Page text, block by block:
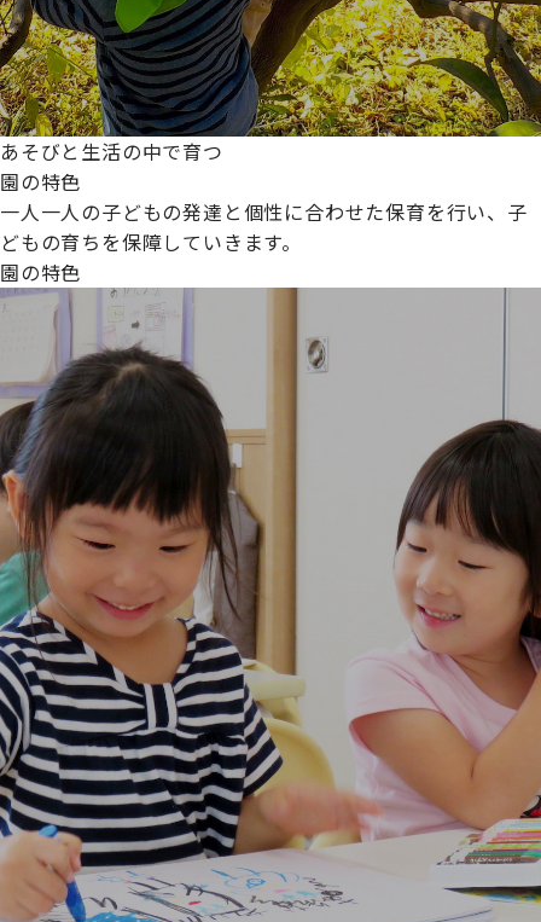
あそびと生活の中で育つ
園の特色
一人一人の子どもの発達と個性に合わせた保育を行い、子
どもの育ちを保障していきます。
園の特色